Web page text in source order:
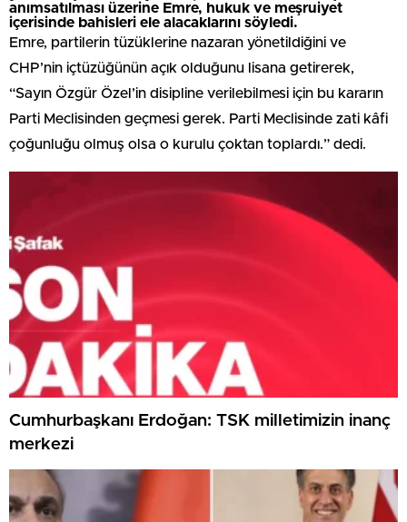
anımsatılması üzerine Emre, hukuk ve meşruiyet
içerisinde bahisleri ele alacaklarını söyledi.
Emre, partilerin tüzüklerine nazaran yönetildiğini ve
CHP’nin içtüzüğünün açık olduğunu lisana getirerek,
“Sayın Özgür Özel’in disipline verilebilmesi için bu kararın
Parti Meclisinden geçmesi gerek. Parti Meclisinde zati kâfi
çoğunluğu olmuş olsa o kurulu çoktan toplardı.” dedi.
Cumhurbaşkanı Erdoğan: TSK milletimizin inanç
merkezi